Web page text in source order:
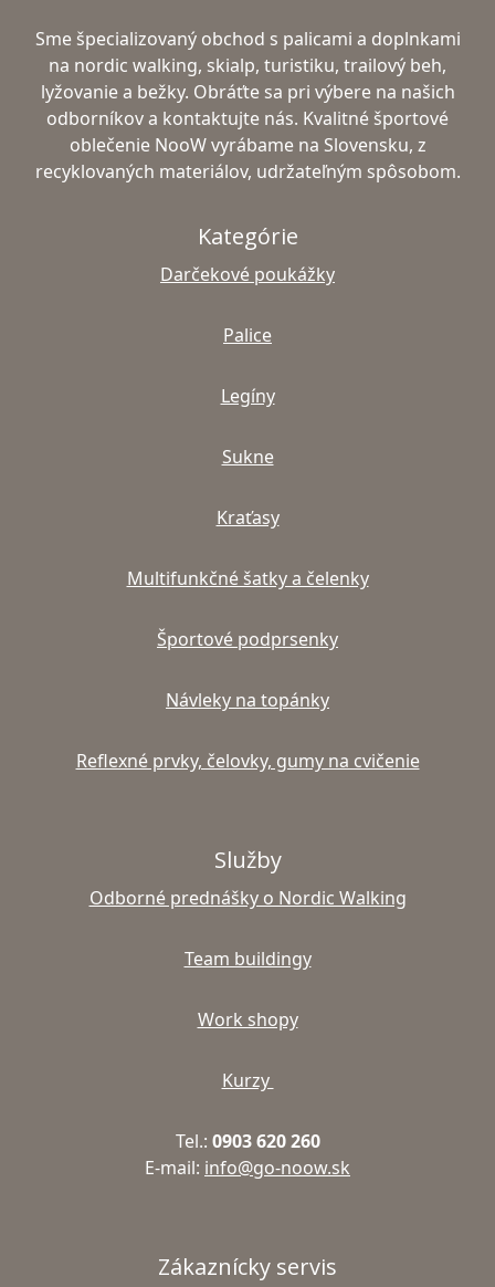
Sme špecializovaný obchod s palicami a doplnkami
na nordic walking, skialp, turistiku, trailový beh,
lyžovanie a bežky. Obráťte sa pri výbere na našich
odborníkov a kontaktujte nás. Kvalitné športové
oblečenie NooW vyrábame na Slovensku, z
recyklovaných materiálov, udržateľným spôsobom.
Kategórie
Darčekové poukážky
Palice
Legíny
Sukne
Kraťasy
Multifunkčné šatky a čelenky
Športové podprsenky
Návleky na topánky
Reflexné prvky, čelovky, gumy na cvičenie
Služby
Odborné prednášky o Nordic Walking
Team buildingy
Work shopy
Kurzy
Tel.: 0903 620 260
E-mail: info@go-noow.sk
Zákaznícky servis